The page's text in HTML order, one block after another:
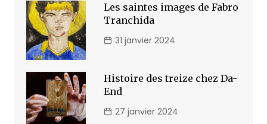
Les saintes images de Fabro
Tranchida
31 janvier 2024
Histoire des treize chez Da-
End
27 janvier 2024